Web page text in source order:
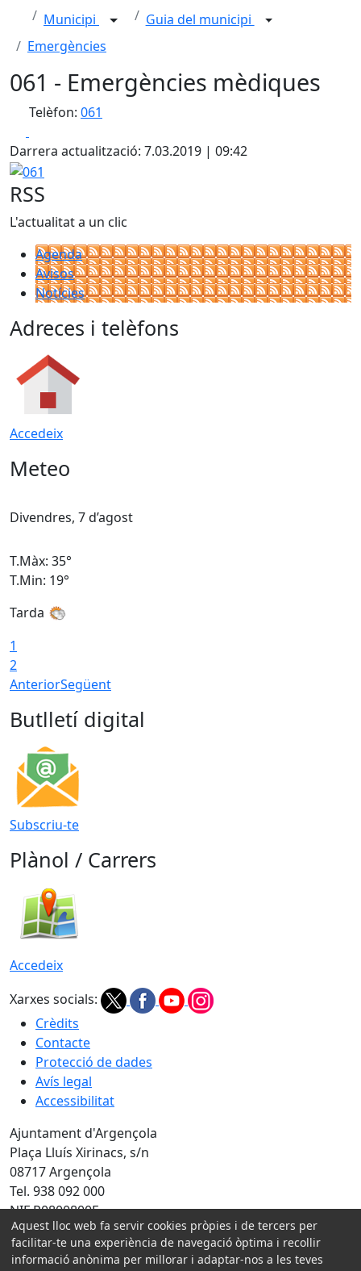
Municipi
Guia del municipi
Emergències
061 - Emergències mèdiques
Telèfon: 061
Darrera actualització: 7.03.2019 | 09:42
061
RSS
L'actualitat a un clic
Agenda
Avisos
Notícies
Adreces i telèfons
Accedeix
Meteo
Divendres, 7 d’agost
T.Màx: 35°
T.Min: 19°
Tarda
1
2
AnteriorSegüent
Butlletí digital
Subscriu-te
Plànol / Carrers
Accedeix
Xarxes socials:
Crèdits
Contacte
Protecció de dades
Avís legal
Accessibilitat
Ajuntament d'Argençola
Plaça Lluís Xirinacs, s/n
08717 Argençola
Tel. 938 092 000
NIF P0800800E
Amb la col·laboració de:
Aquest lloc web fa servir cookies pròpies i de tercers per
facilitar-te una experiència de navegació òptima i recollir
informació anònima per millorar i adaptar-nos a les teves